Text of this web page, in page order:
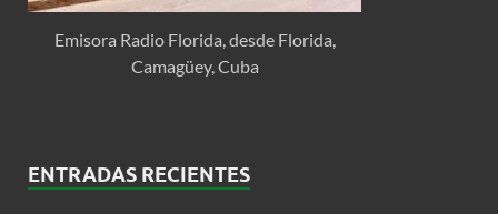
Emisora Radio Florida, desde Florida,
Camagüey, Cuba
ENTRADAS RECIENTES